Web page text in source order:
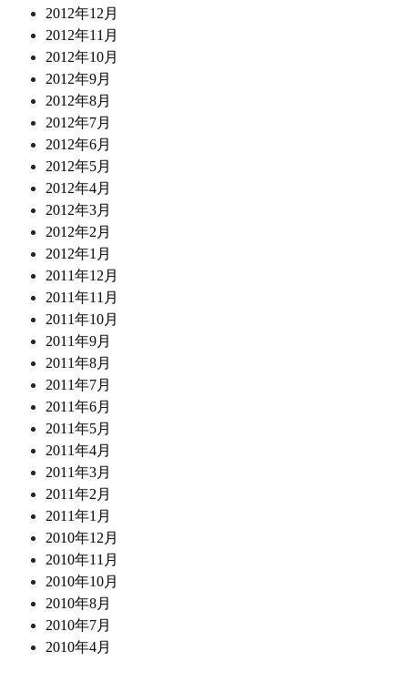
2012年12月
2012年11月
2012年10月
2012年9月
2012年8月
2012年7月
2012年6月
2012年5月
2012年4月
2012年3月
2012年2月
2012年1月
2011年12月
2011年11月
2011年10月
2011年9月
2011年8月
2011年7月
2011年6月
2011年5月
2011年4月
2011年3月
2011年2月
2011年1月
2010年12月
2010年11月
2010年10月
2010年8月
2010年7月
2010年4月